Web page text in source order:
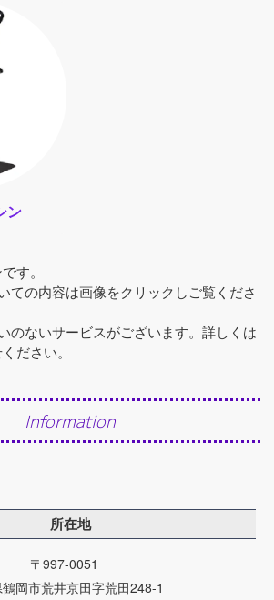
ン
す。
ての内容は画像をクリックしご覧くださ
のないサービスがございます。詳しくは
ださい。
Information
所在地
〒997-0051
岡市荒井京田字荒田248-1